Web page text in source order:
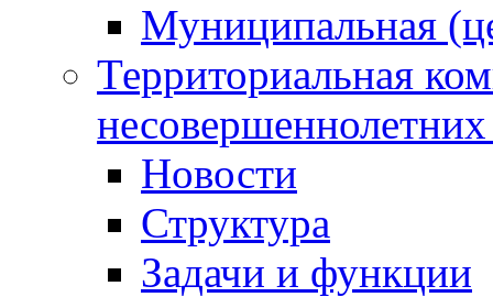
Муниципальная
Территориальная
Новости
Структура
Задачи и функции